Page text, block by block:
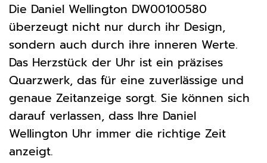
Die Daniel Wellington DW00100580
überzeugt nicht nur durch ihr Design,
sondern auch durch ihre inneren Werte.
Das Herzstück der Uhr ist ein präzises
Quarzwerk, das für eine zuverlässige und
genaue Zeitanzeige sorgt. Sie können sich
darauf verlassen, dass Ihre Daniel
Wellington Uhr immer die richtige Zeit
anzeigt.